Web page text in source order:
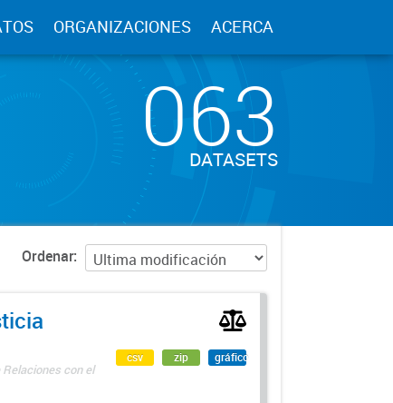
ORGANIZACIONES ACERCA
063
DATASETS
Ordenar
con el
csv zip gráfico